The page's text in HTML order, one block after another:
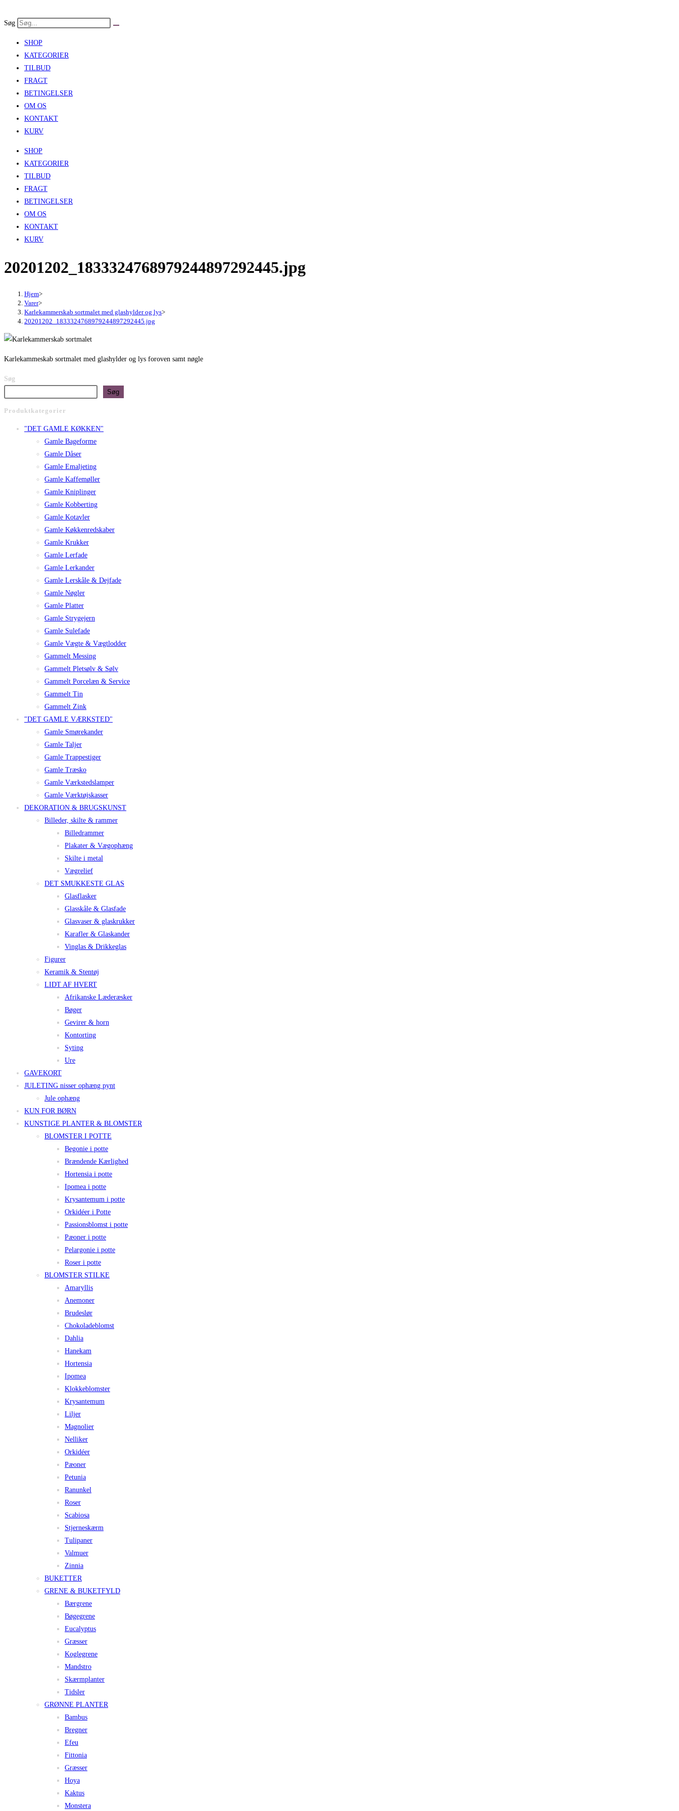
to
Søg
SHOP
KATEGORIER
TILBUD
FRAGT
BETINGELSER
OM OS
KONTAKT
KURV
SHOP
KATEGORIER
TILBUD
FRAGT
BETINGELSER
OM OS
KONTAKT
KURV
20201202_1833324768979244897292445.jpg
Hjem>
Varer>
Karlekammerskab sortmalet med glashylder og lys>
20201202_1833324768979244897292445.jpg
Karlekammeskab sortmalet med glashylder og lys foroven samt nøgle
Søg
Søg
Produktkategorier
"DET GAMLE KØKKEN"
Gamle Bageforme
Gamle Dåser
Gamle Emaljeting
Gamle Kaffemøller
Gamle Kniplinger
Gamle Kobberting
Gamle Kotavler
Gamle Køkkenredskaber
Gamle Krukker
Gamle Lerfade
Gamle Lerkander
Gamle Lerskåle & Dejfade
Gamle Nøgler
Gamle Platter
Gamle Strygejern
Gamle Sulefade
Gamle Vægte & Vægtlodder
Gammelt Messing
Gammelt Pletsølv & Sølv
Gammelt Porcelæn & Service
Gammelt Tin
Gammelt Zink
"DET GAMLE VÆRKSTED"
Gamle Smørekander
Gamle Taljer
Gamle Trappestiger
Gamle Træsko
Gamle Værkstedslamper
Gamle Værktøjskasser
DEKORATION & BRUGSKUNST
Billeder, skilte & rammer
Billedrammer
Plakater & Vægophæng
Skilte i metal
Vægrelief
DET SMUKKESTE GLAS
Glasflasker
Glasskåle & Glasfade
Glasvaser & glaskrukker
Karafler & Glaskander
Vinglas & Drikkeglas
Figurer
Keramik & Stentøj
LIDT AF HVERT
Afrikanske Læderæsker
Bøger
Gevirer & horn
Kontorting
Syting
Ure
GAVEKORT
JULETING nisser ophæng pynt
Jule ophæng
KUN FOR BØRN
KUNSTIGE PLANTER & BLOMSTER
BLOMSTER I POTTE
Begonie i potte
Brændende Kærlighed
Hortensia i potte
Ipomea i potte
Krysantemum i potte
Orkidéer i Potte
Passionsblomst i potte
Pæoner i potte
Pelargonie i potte
Roser i potte
BLOMSTER STILKE
Amaryllis
Anemoner
Brudeslør
Chokoladeblomst
Dahlia
Hanekam
Hortensia
Ipomea
Klokkeblomster
Krysantemum
Liljer
Magnolier
Nelliker
Orkidéer
Pæoner
Petunia
Ranunkel
Roser
Scabiosa
Stjerneskærm
Tulipaner
Valmuer
Zinnia
BUKETTER
GRENE & BUKETFYLD
Bærgrene
Bøgegrene
Eucalyptus
Græsser
Koglegrene
Mandstro
Skærmplanter
Tidsler
GRØNNE PLANTER
Bambus
Bregner
Efeu
Fittonia
Græsser
Hoya
Kaktus
Monstera